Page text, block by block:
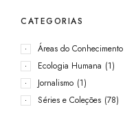
CATEGORIAS
Áreas do Conhecimento
Ecologia Humana (1)
Jornalismo (1)
Séries e Coleções (78)